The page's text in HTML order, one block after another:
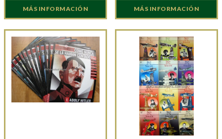
MÁS INFORMACIÓN MÁS INFORMACIÓN